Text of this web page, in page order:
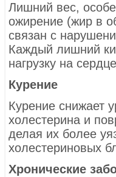
Лишний вес,
ожирение (жир в
связан с
Каждый лишний
нагрузку на
Курение
Курение снижает
холестерина и
делая их более
холестериновых
Хронические